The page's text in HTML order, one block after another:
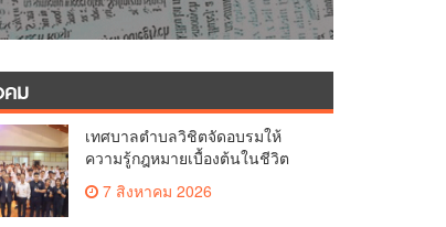
คม
เทศบาลตำบลวิชิตจัดอบรมให้
ความรู้กฎหมายเบื้องต้นในชีวิต
ประจำวันแก่เยาวชน
7 สิงหาคม 2026